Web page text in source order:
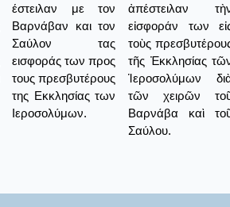
έστειλαν με τον
Βαρνάβαν και τον
Σαύλον τας
εισφοράς των προς
τους πρεσβυτέρους
της Εκκλησίας των
Ιεροσολύμων.
ἀπέστειλαν
εἰσφοράν των
τοὺς
τῆς Ἐκκλησίας
Ἱεροσολύμων
τῶν χειρῶν
Βαρνάβα καὶ
Σαύλου.